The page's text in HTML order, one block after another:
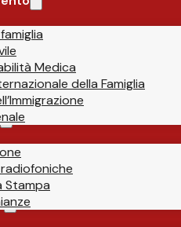
Medica
della Famiglia
Stampa